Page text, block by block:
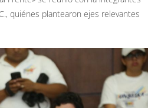
quiénes plantearon ejes relevantes